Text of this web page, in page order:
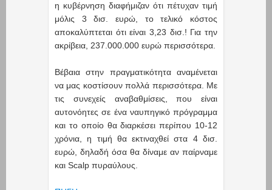
η κυβέρνηση διαφήμιζαν ότι πέτυχαν τιμή
μόλις 3 δισ. ευρώ, το τελικό κόστος
αποκαλύπτεται ότι είναι 3,23 δισ.! Για την
ακρίβεια, 237.000.000 ευρώ περισσότερα.
Βέβαια στην πραγματικότητα αναμένεται
να μας κοστίσουν πολλά περισσότερα. Με
τις συνεχείς αναβαθμίσεις, που είναι
αυτονόητες σε ένα ναυπηγικό πρόγραμμα
και το οποίο θα διαρκέσει περίπου 10-12
χρόνια, η τιμή θα εκτιναχθεί στα 4 δισ.
ευρώ, δηλαδή όσα θα δίναμε αν παίρναμε
και Scalp πυραύλους.